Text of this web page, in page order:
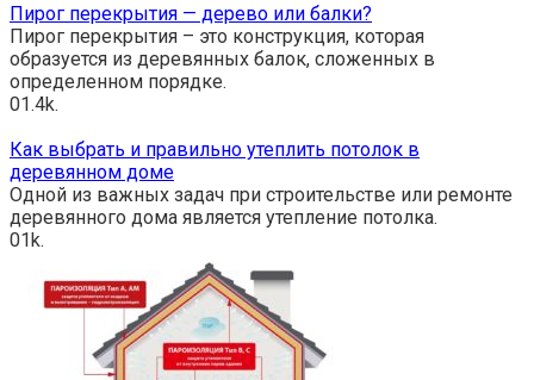
Пирог перекрытия — дерево или балки?
Пирог перекрытия – это конструкция, которая
образуется из деревянных балок, сложенных в
определенном порядке.
01.4k.
Как выбрать и правильно утеплить потолок в
деревянном доме
Одной из важных задач при строительстве или ремонте
деревянного дома является утепление потолка.
01k.